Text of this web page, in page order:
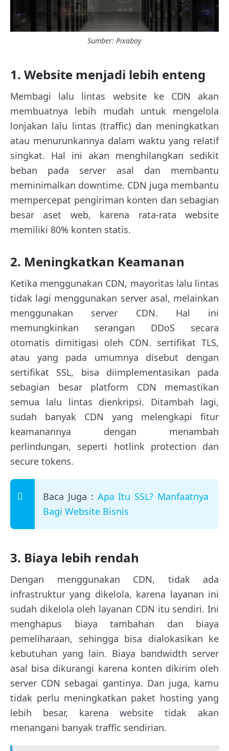
Sumber: Pixabay
1. Website menjadi lebih enteng
Membagi lalu lintas website ke CDN akan
membuatnya lebih mudah untuk mengelola
lonjakan lalu lintas (traffic) dan meningkatkan
atau menurunkannya dalam waktu yang relatif
singkat. Hal ini akan menghilangkan sedikit
beban pada server asal dan membantu
meminimalkan downtime. CDN juga membantu
mempercepat pengiriman konten dan sebagian
besar aset web, karena rata-rata website
memiliki 80% konten statis.
2. Meningkatkan Keamanan
Ketika menggunakan CDN, mayoritas lalu lintas
tidak lagi menggunakan server asal, melainkan
menggunakan server CDN. Hal ini
memungkinkan serangan DDoS secara
otomatis dimitigasi oleh CDN. sertifikat TLS,
atau yang pada umumnya disebut dengan
sertifikat SSL, bisa diimplementasikan pada
sebagian besar platform CDN memastikan
semua lalu lintas dienkripsi. Ditambah lagi,
sudah banyak CDN yang melengkapi fitur
keamanannya dengan menambah
perlindungan, seperti hotlink protection dan
secure tokens.
Baca Juga : Apa Itu SSL? Manfaatnya
Bagi Website Bisnis
3. Biaya lebih rendah
Dengan menggunakan CDN, tidak ada
infrastruktur yang dikelola, karena layanan ini
sudah dikelola oleh layanan CDN itu sendiri. Ini
menghapus biaya tambahan dan biaya
pemeliharaan, sehingga bisa dialokasikan ke
kebutuhan yang lain. Biaya bandwidth server
asal bisa dikurangi karena konten dikirim oleh
server CDN sebagai gantinya. Dan juga, kamu
tidak perlu meningkatkan paket hosting yang
lebih besar, karena website tidak akan
menangani banyak traffic sendirian.